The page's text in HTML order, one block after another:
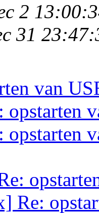
2
31
van
opstarten
opstarten
Re: